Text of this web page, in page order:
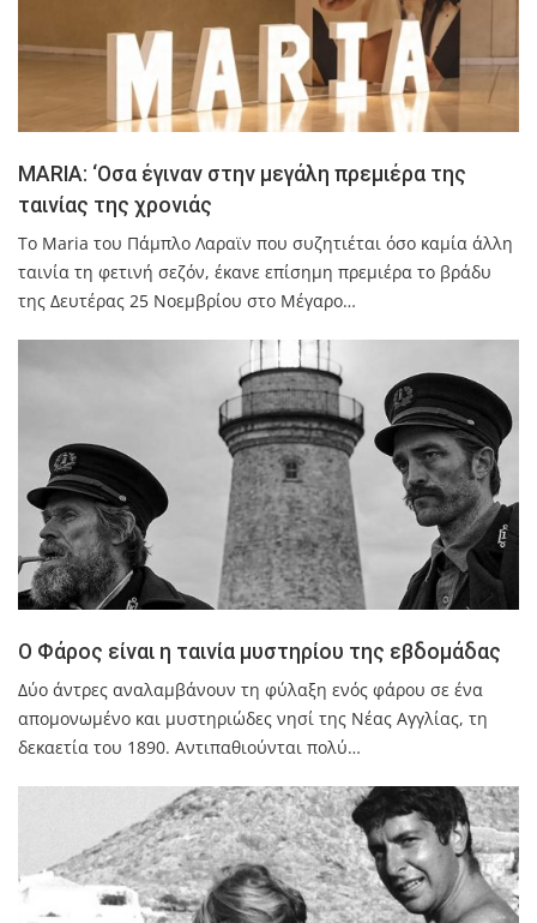
MARIA: ‘Οσα έγιναν στην μεγάλη πρεμιέρα της
ταινίας της χρονιάς
Το Maria του Πάμπλο Λαραϊν που συζητιέται όσο καμία άλλη
ταινία τη φετινή σεζόν, έκανε επίσημη πρεμιέρα το βράδυ
της Δευτέρας 25 Νοεμβρίου στο Μέγαρο…
Ο Φάρος είναι η ταινία μυστηρίου της εβδομάδας
Δύο άντρες αναλαμβάνουν τη φύλαξη ενός φάρου σε ένα
απομονωμένο και μυστηριώδες νησί της Νέας Αγγλίας, τη
δεκαετία του 1890. Αντιπαθιούνται πολύ…